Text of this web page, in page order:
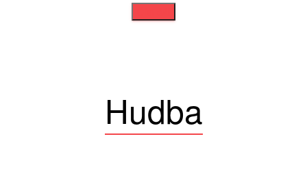
Hudba